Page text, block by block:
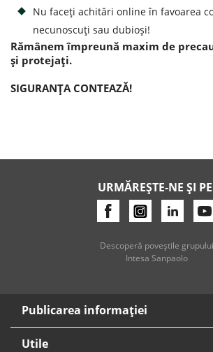
Nu faceți achitări online în favoarea
necunoscuți sau dubioși!
Rămânem împreună maxim de
și protejați.
SIGURANȚA CONTEAZĂ!
URMĂREȘTE-NE ȘI
Descoperă poveştile grupului
Intesa Sanpaolo
Publicarea informaţiei
Utile